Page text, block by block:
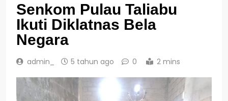
Senkom Pulau Taliabu
Ikuti Diklatnas Bela
Negara
admin_ 5 tahun ago 0 2 mins